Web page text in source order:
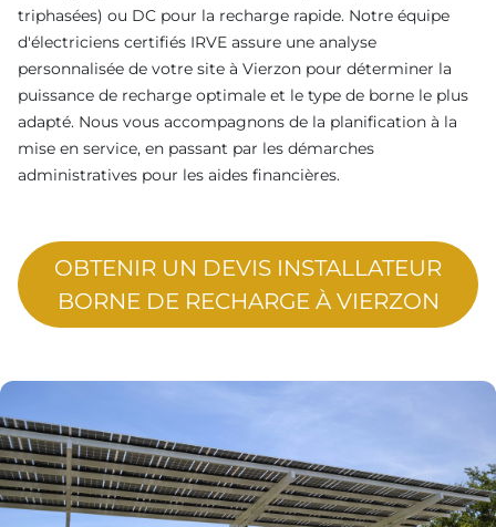
triphasées) ou DC pour la recharge rapide. Notre équipe
d'électriciens certifiés IRVE assure une analyse
personnalisée de votre site à Vierzon pour déterminer la
puissance de recharge optimale et le type de borne le plus
adapté. Nous vous accompagnons de la planification à la
mise en service, en passant par les démarches
administratives pour les aides financières.
OBTENIR UN DEVIS INSTALLATEUR
BORNE DE RECHARGE À VIERZON